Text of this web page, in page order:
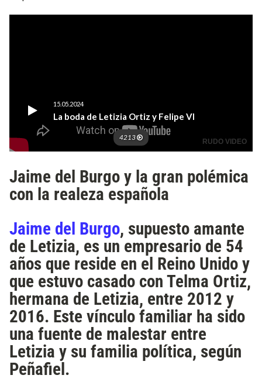
Jaime del Burgo y la gran polémica
con la realeza española
Jaime del Burgo, supuesto amante
de Letizia, es un empresario de 54
años que reside en el Reino Unido y
que estuvo casado con Telma Ortiz,
hermana de Letizia, entre 2012 y
2016. Este vínculo familiar ha sido
una fuente de malestar entre
Letizia y su familia política, según
Peñafiel.